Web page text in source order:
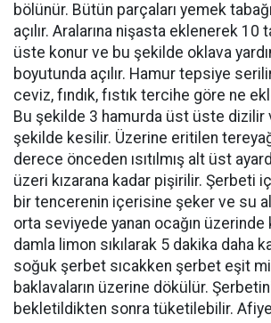
bölünür. Bütün parçaları yemek
açılır. Aralarına nişasta eklenerek 10
üste konur ve bu şekilde oklava
boyutunda açılır. Hamur tepsiye
ceviz, fındık, fıstık tercihe göre ne
Bu şekilde 3 hamurda üst üste dizilir
şekilde kesilir. Üzerine eritilen
derece önceden ısıtılmış alt üst
üzeri kızarana kadar pişirilir. Şerbeti
bir tencerenin içerisine şeker ve su
orta seviyede yanan ocağın üzerinde
damla limon sıkılarak 5 dakika daha
soğuk şerbet sıcakken şerbet eşit
baklavaların üzerine dökülür.
bekletildikten sonra tüketilebilir.